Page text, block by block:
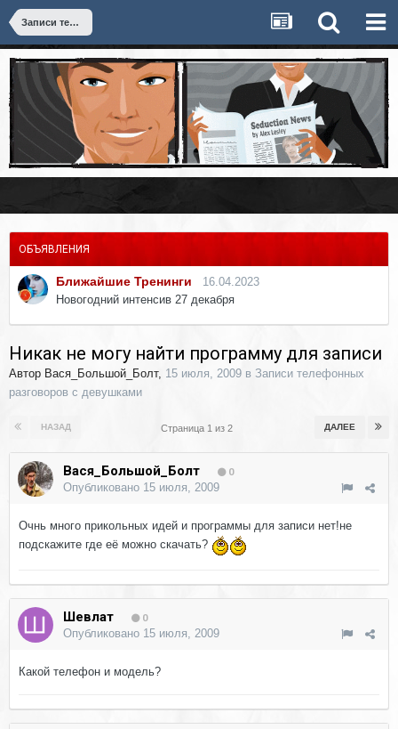
Записи телефонных разговоров с девушками
ОБЪЯВЛЕНИЯ
Ближайшие Тренинги
16.04.2023
Новогодний интенсив 27 декабря
Никак не могу найти программу для записи
Автор Вася_Большой_Болт, 15 июля, 2009 в Записи телефонных
разговоров с девушками
НАЗАД ДАЛЕЕ
Страница 1 из 2
Вася_Большой_Болт 0
Опубликовано 15 июля, 2009
Очнь много прикольных идей и программы для записи нет!не
подскажите где её можно скачать?
Шевлат 0
Опубликовано 15 июля, 2009
Какой телефон и модель?